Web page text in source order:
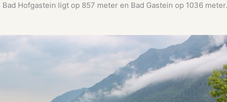
Hofgastein ligt op 857 meter en Bad Gastein op 1036